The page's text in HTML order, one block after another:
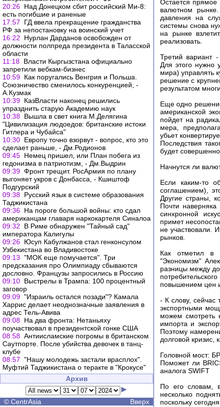
20:26 Над Донецком сбит российский Ми-8:
есть погибшие и раненые
17:57
ГД ввела прекращение гражданства
РФ за непостановку на воинский учет
16:22
Нурлан Дарданов освобожден от
должности полпреда президента в Таласской
области
11:18 Власти Кыргызстана официально
запретили вебкам-бизнес
10:59 Как поругались Венгрия и Польша.
Союзничество сменилось конкуренцией, -
А.Кузмак
10:39 КазВласти наконец решились
упразднить старую Академию наук
10:38 Вышла в свет книга М.Делягина
"Цивилизация людоедов: британские истоки
Гитлера и Чубайса"
10:30 Европу точно взорвут - вопрос, кто это
сделает раньше, - Дм.Родионов
09:45 Немец пришел, или План побега из
гедонизма в патриотизм, - Дм.Выдрин
09:39 Фронт трещит. РосАрмия по плану
выгоняет укров с Донбасса, - Кшиштоф
Подгурский
09:38 Русский язык в системе образования
Таджикистана
09:36 На пороге большой войны: кто сдал
американцам главаря наркокартеля Синалоа
09:32
В Риме обнаружен "Тайный сад"
императора Калигулы
09:26 Юсуп Кабулжанов стал генконсулом
Узбекистана во Владивостоке
09:13 "МОК еще помучается". Три
предсказания про Олимпиаду сбываются
дословно. Французы запросились в Россию
09:10 Выстрелы в Трампа: 100 процентный
заговор
09:09 "Израиль остался позади"? Камала
Харрис делает неоднозначные заявления в
адрес Тель-Авива
09:08 На два фронта: Нетаньяху
поучаствовал в президентской гонке США
08:58 Антиисламские погромы в британском
Саутпорте. После убийства девочек в танц-
клубе
08:57 "Нашу молодежь застали врасплох".
Муфтий Таджикистана о теракте в "Крокусе"
Архив
© CentrAsia Вверх
Остается прямое
валютном
давления на
системы снова
на рынке
реализовать.
Третий вариант
Для этого нужно
мира) управлять
решение с
результатом
Еще одно
американской
пойдет на
мера,
убьет
Последствия
будет
Начнутся ли
Если каким-то
соглашением),
Другие страны,
Почти
синхронной
примет
не участвовали.
рынков.
Как отметил в
"Экономизм"
разницы между
повышением цен
- К слову, сейчас
экспортными
можем смотреть
импорта и
Поэтому
долговой кризис,
Головной мост:
Поможет ли
аналога SWIFT
По его словам,
несколько
поскольку